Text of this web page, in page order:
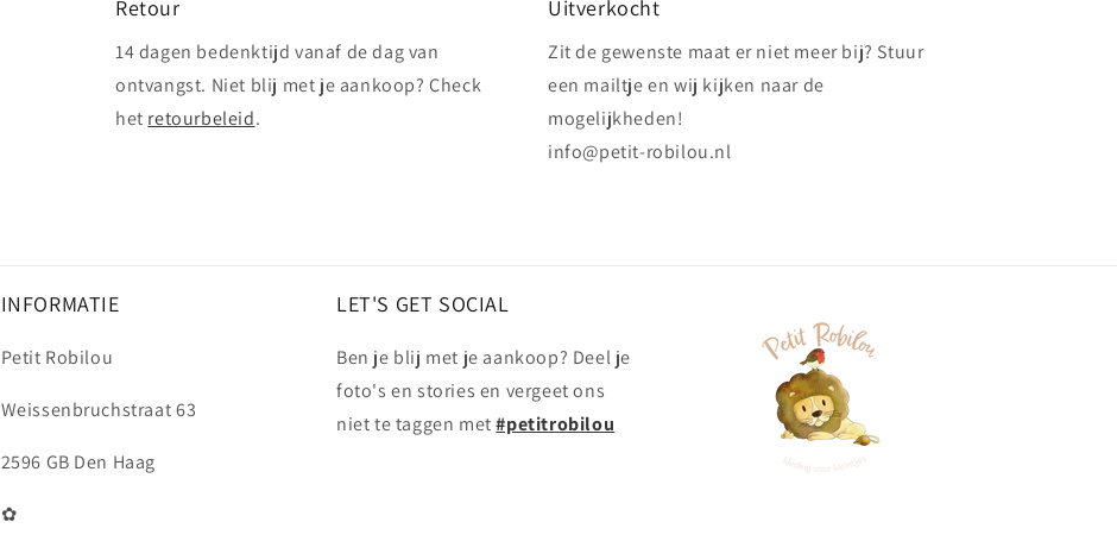
Retour
14 dagen bedenktijd vanaf de dag van
ontvangst. Niet blij met je aankoop? Check
het retourbeleid.
Uitverkocht
Zit de gewenste maat er niet meer bij? Stuur
een mailtje en wij kijken naar de
mogelijkheden!
info@petit-robilou.nl
INFORMATIE
Petit Robilou
Weissenbruchstraat 63
2596 GB Den Haag
✿
LET'S GET SOCIAL
Ben je blij met je aankoop? Deel je
foto's en stories en vergeet ons
niet te taggen met#petitrobilou